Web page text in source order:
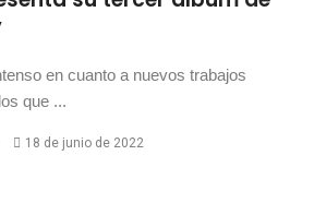
en cuanto a nuevos trabajos
que ...
18 de junio de 2022